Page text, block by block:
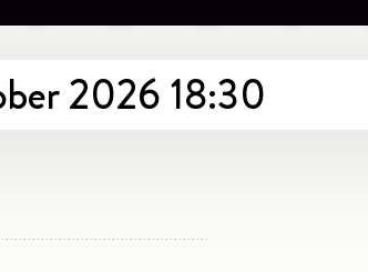
2026 18:30